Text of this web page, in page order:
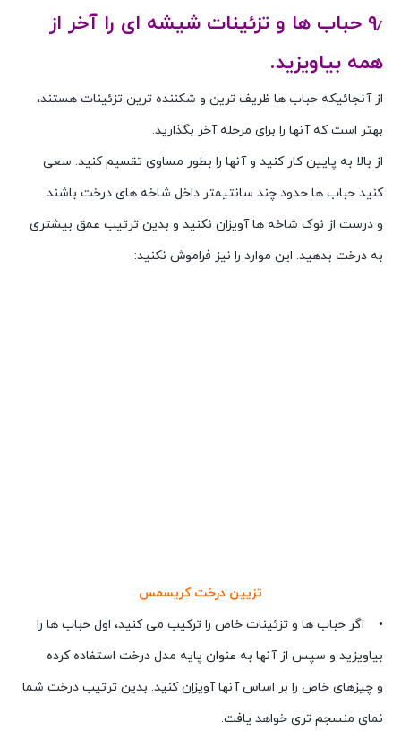
۹٫ حباب ها و تزئینات شیشه ای را آخر از
همه بیاویزید.
از آنجائیکه حباب ها ظریف ترین و شکننده ترین تزئینات هستند،
بهتر است که آنها را برای مرحله آخر بگذارید.
از بالا به پایین کار کنید و آنها را بطور مساوی تقسیم کنید. سعی
کنید حباب ها حدود چند سانتیمتر داخل شاخه های درخت باشند
و درست از نوک شاخه ها آویزان نکنید و بدین ترتیب عمق بیشتری
به درخت بدهید. این موارد را نیز فراموش نکنید:
تزیین درخت کریسمس
• اگر حباب ها و تزئینات خاص را ترکیب می کنید، اول حباب ها را
بیاویزید و سپس از آنها به عنوان پایه مدل درخت استفاده کرده
و چیزهای خاص را بر اساس آنها آویزان کنید. بدین ترتیب درخت شما
نمای منسجم تری خواهد یافت.